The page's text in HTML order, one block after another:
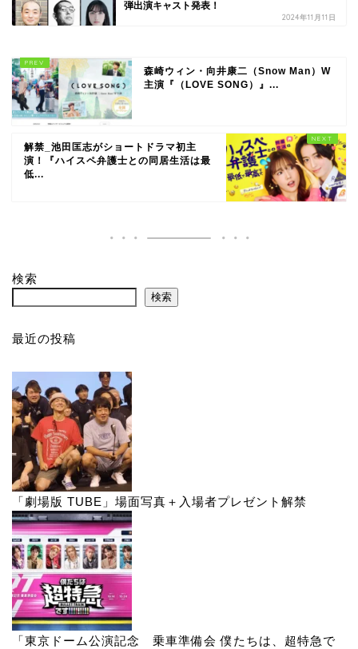
弾出演キャスト発表！
2024年11月11日
森崎ウィン・向井康二（Snow Man）W
主演『（LOVE SONG）』...
解禁_池田匡志がショートドラマ初主
演！『ハイスペ弁護士との同居生活は最
低...
検索
検索
最近の投稿
「劇場版 TUBE」場面写真＋入場者プレゼント解禁
「東京ドーム公演記念 乗車準備会 僕たちは、超特急で